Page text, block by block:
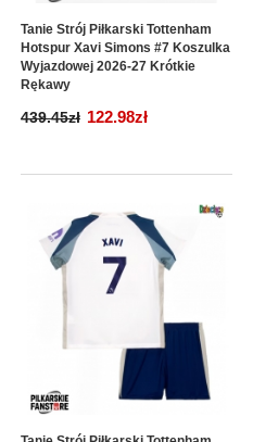
Tanie Strój Piłkarski Tottenham
Hotspur Xavi Simons #7 Koszulka
Wyjazdowej 2026-27 Krótkie
Rękawy
439.45zł 122.98zł